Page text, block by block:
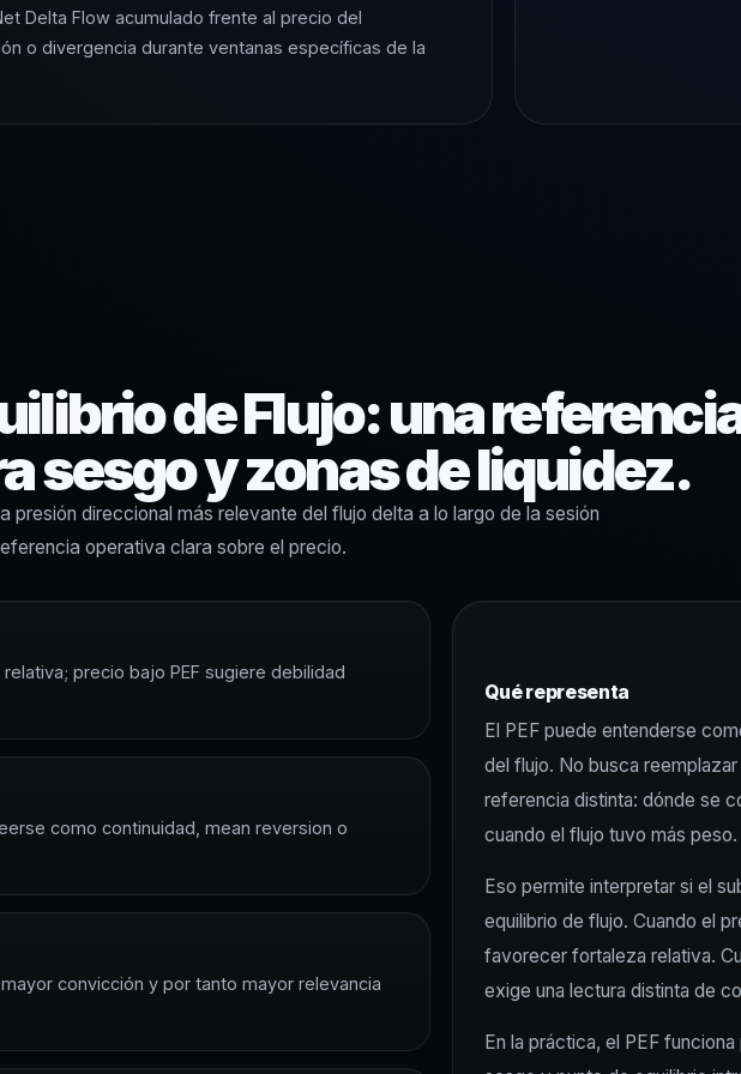
Delta Flow acumulado frente al precio del
o divergencia durante ventanas específicas de la
de Flujo: una
sesgo y zonas de liquidez.
presión direccional más relevante del flujo delta a lo largo de la sesión
operativa clara sobre el precio.
Qué representa
El PEF puede entenderse
del flujo. No busca
referencia distinta: dónde se
cuando el flujo tuvo más peso.
Eso permite interpretar si el
equilibrio de flujo. Cuando el
favorecer fortaleza relativa.
exige una lectura distinta de
En la práctica, el PEF
precio bajo PEF sugiere debilidad
como continuidad, mean reversion o
convicción y por tanto mayor relevancia